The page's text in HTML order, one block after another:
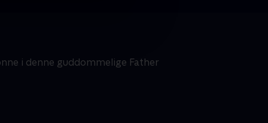
i denne guddommelige Father